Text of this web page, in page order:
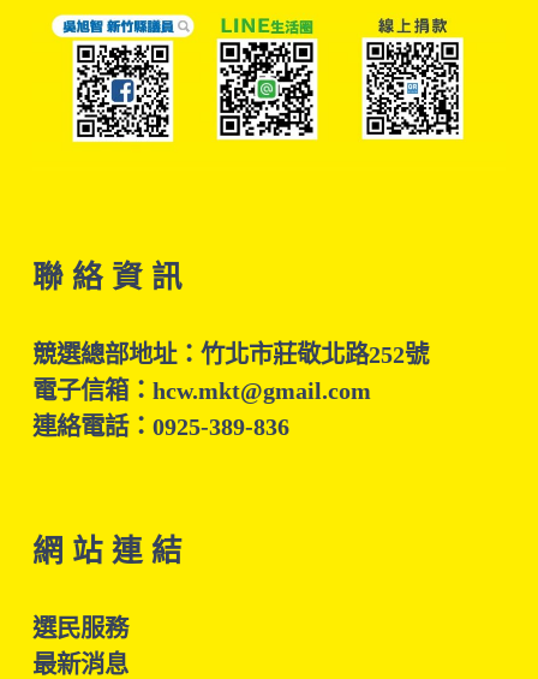
聯 絡 資 訊
競選總部地址：竹北市莊敬北路252號
電子信箱：hcw.mkt@gmail.com
連絡電話：0925-389-836
網 站 連 結
選民服務
最新消息